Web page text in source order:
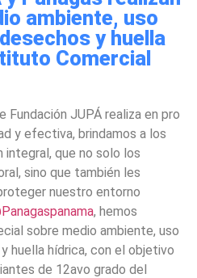
ambiente, uso
y huella
Comercial
Fundación JUPÁ realiza en pro
y efectiva, brindamos a los
integral, que no solo los
sino que también les
nuestro entorno
, hemos
sobre medio ambiente, uso
huella hídrica, con el objetivo
de 12avo grado del